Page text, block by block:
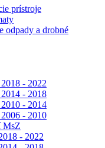
prístroje
odpady a drobné
- 2022
- 2018
- 2014
- 2010
MsZ
- 2022